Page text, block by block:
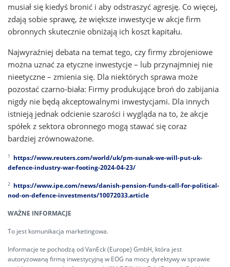
musiał się kiedyś bronić i aby odstraszyć agresję. Co więcej,
zdają sobie sprawę, że większe inwestycje w akcje firm
obronnych skutecznie obniżają ich koszt kapitału.
Najwyraźniej debata na temat tego, czy firmy zbrojeniowe
można uznać za etyczne inwestycje – lub przynajmniej nie
nieetyczne – zmienia się. Dla niektórych sprawa może
pozostać czarno-biała: Firmy produkujące broń do zabijania
nigdy nie będą akceptowalnymi inwestycjami. Dla innych
istnieją jednak odcienie szarości i wygląda na to, że akcje
spółek z sektora obronnego mogą stawać się coraz
bardziej zrównoważone.
1
https://www.reuters.com/world/uk/pm-sunak-we-will-put-uk-
defence-industry-war-footing-2024-04-23/
2 https://www.ipe.com/news/danish-pension-funds-call-for-political-
nod-on-defence-investments/10072033.article
WAŻNE INFORMACJE
To jest komunikacja marketingowa.
Informacje te pochodzą od VanEck (Europe) GmbH, która jest
autoryzowaną firmą inwestycyjną w EOG na mocy dyrektywy w sprawie